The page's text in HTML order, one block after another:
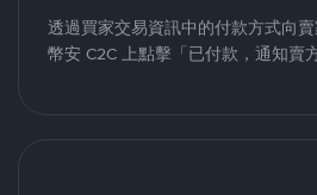
透過買家交易資訊中的付款方式向
幣安 C2C 上點擊「已付款，通知賣方